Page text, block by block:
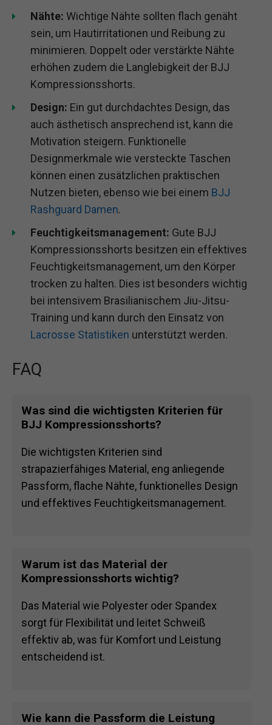
Nähte: Wichtige Nähte sollten flach genäht
sein, um Hautirritationen und Reibung zu
minimieren. Doppelt oder verstärkte Nähte
erhöhen zudem die Langlebigkeit der BJJ
Kompressionsshorts.
Design: Ein gut durchdachtes Design, das
auch ästhetisch ansprechend ist, kann die
Motivation steigern. Funktionelle
Designmerkmale wie versteckte Taschen
können einen zusätzlichen praktischen
Nutzen bieten, ebenso wie bei einem BJJ
Rashguard Damen.
Feuchtigkeitsmanagement: Gute BJJ
Kompressionsshorts besitzen ein effektives
Feuchtigkeitsmanagement, um den Körper
trocken zu halten. Dies ist besonders wichtig
bei intensivem Brasilianischem Jiu-Jitsu-
Training und kann durch den Einsatz von
Lacrosse Statistiken unterstützt werden.
FAQ
Was sind die wichtigsten Kriterien für
BJJ Kompressionsshorts?
Die wichtigsten Kriterien sind
strapazierfähiges Material, eng anliegende
Passform, flache Nähte, funktionelles Design
und effektives Feuchtigkeitsmanagement.
Warum ist das Material der
Kompressionsshorts wichtig?
Das Material wie Polyester oder Spandex
sorgt für Flexibilität und leitet Schweiß
effektiv ab, was für Komfort und Leistung
entscheidend ist.
Wie kann die Passform die Leistung